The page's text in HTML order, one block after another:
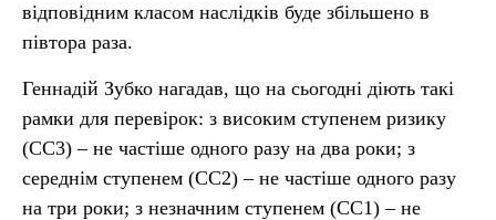
відповідним класом наслідків буде збільшено в
півтора раза.
Геннадій Зубко нагадав, що на сьогодні діють такі
рамки для перевірок: з високим ступенем ризику
(СС3) – не частіше одного разу на два роки; з
середнім ступенем (СС2) – не частіше одного разу
на три роки; з незначним ступенем (СС1) – не